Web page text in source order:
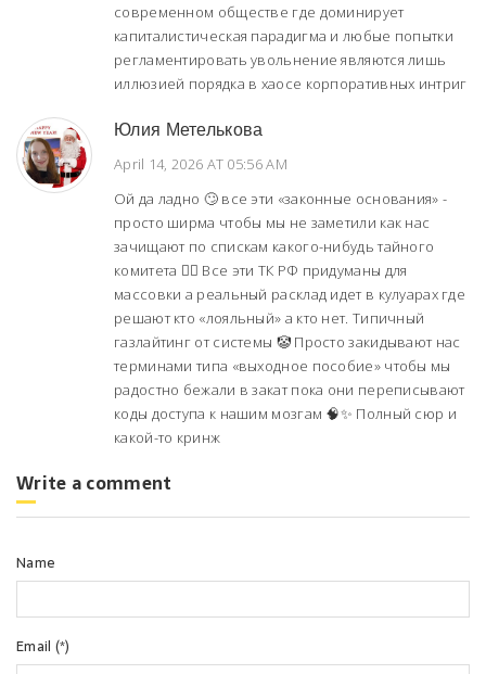
современном обществе где доминирует
капиталистическая парадигма и любые попытки
регламентировать увольнение являются лишь
иллюзией порядка в хаосе корпоративных интриг
Юлия Метелькова
April 14, 2026 AT 05:56 AM
Ой да ладно 🙄 все эти «законные основания» -
просто ширма чтобы мы не заметили как нас
зачищают по спискам какого-нибудь тайного
комитета 🕵️‍♂️ Все эти ТК РФ придуманы для
массовки а реальный расклад идет в кулуарах где
решают кто «лояльный» а кто нет. Типичный
газлайтинг от системы 🤡 Просто закидывают нас
терминами типа «выходное пособие» чтобы мы
радостно бежали в закат пока они переписывают
коды доступа к нашим мозгам 🧠✨ Полный сюр и
какой-то кринж
Write a comment
Name
Email (*)